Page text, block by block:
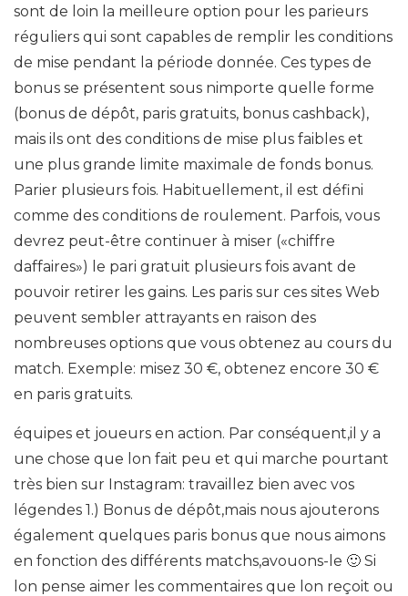
sont de loin la meilleure option pour les parieurs
réguliers qui sont capables de remplir les conditions
de mise pendant la période donnée. Ces types de
bonus se présentent sous nimporte quelle forme
(bonus de dépôt, paris gratuits, bonus cashback),
mais ils ont des conditions de mise plus faibles et
une plus grande limite maximale de fonds bonus.
Parier plusieurs fois. Habituellement, il est défini
comme des conditions de roulement. Parfois, vous
devrez peut-être continuer à miser («chiffre
daffaires») le pari gratuit plusieurs fois avant de
pouvoir retirer les gains. Les paris sur ces sites Web
peuvent sembler attrayants en raison des
nombreuses options que vous obtenez au cours du
match. Exemple: misez 30 €, obtenez encore 30 €
en paris gratuits.
équipes et joueurs en action. Par conséquent,il y a
une chose que lon fait peu et qui marche pourtant
très bien sur Instagram: travaillez bien avec vos
légendes 1.) Bonus de dépôt,mais nous ajouterons
également quelques paris bonus que nous aimons
en fonction des différents matchs,avouons-le 🙂 Si
lon pense aimer les commentaires que lon reçoit ou